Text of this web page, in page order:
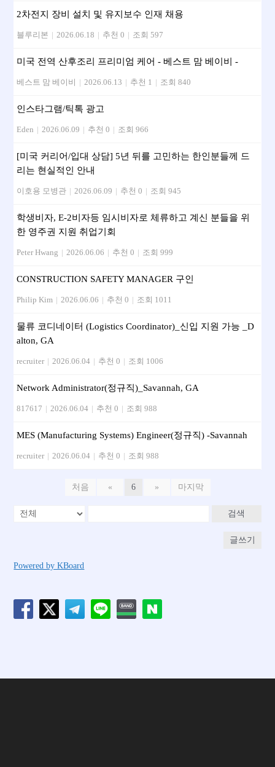
2차전지 장비 설치 및 유지보수 인재 채용
블루리본 | 2026.06.18 | 추천 0 | 조회 597
미국 전역 산후조리 프리미엄 케어 - 베스트 맘 베이비 -
베스트 맘 베이비 | 2026.06.13 | 추천 1 | 조회 840
인스타그램/틱톡 광고
Eden | 2026.06.09 | 추천 0 | 조회 966
[미국 커리어/입대 상담] 5년 뒤를 고민하는 한인분들께 드
리는 현실적인 안내
이호용 모병관 | 2026.06.09 | 추천 0 | 조회 945
학생비자, E-2비자등 임시비자로 체류하고 계신 분들을 위
한 영주권 지원 취업기회
Peter Hwang | 2026.06.06 | 추천 0 | 조회 999
CONSTRUCTION SAFETY MANAGER 구인
Philip Kim | 2026.06.06 | 추천 0 | 조회 1011
물류 코디네이터 (Logistics Coordinator)_신입 지원 가능 _D
alton, GA
recruiter | 2026.06.04 | 추천 0 | 조회 1006
Network Administrator(정규직)_Savannah, GA
817617 | 2026.06.04 | 추천 0 | 조회 988
MES (Manufacturing Systems) Engineer(정규직) -Savannah
recruiter | 2026.06.04 | 추천 0 | 조회 988
처음 « 6 » 마지막
검색
글쓰기
Powered by KBoard